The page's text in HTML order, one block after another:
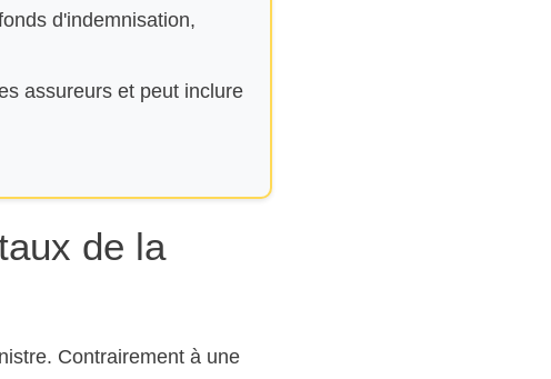
d'indemnisation,
assureurs et peut inclure
de la
Contrairement à une